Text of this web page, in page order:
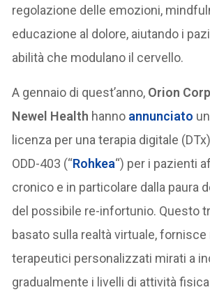
regolazione delle emozioni,
educazione al dolore, aiutando i
abilità che modulano il cervello.
A gennaio di quest’anno, Orion
Newel Health hanno annunciato
licenza per una terapia digitale
ODD-403 (“Rohkea“) per i pazienti
cronico e in particolare dalla paura
del possibile re-infortunio. Questo
basato sulla realtà virtuale, fornisce
terapeutici personalizzati mirati a
gradualmente i livelli di attività